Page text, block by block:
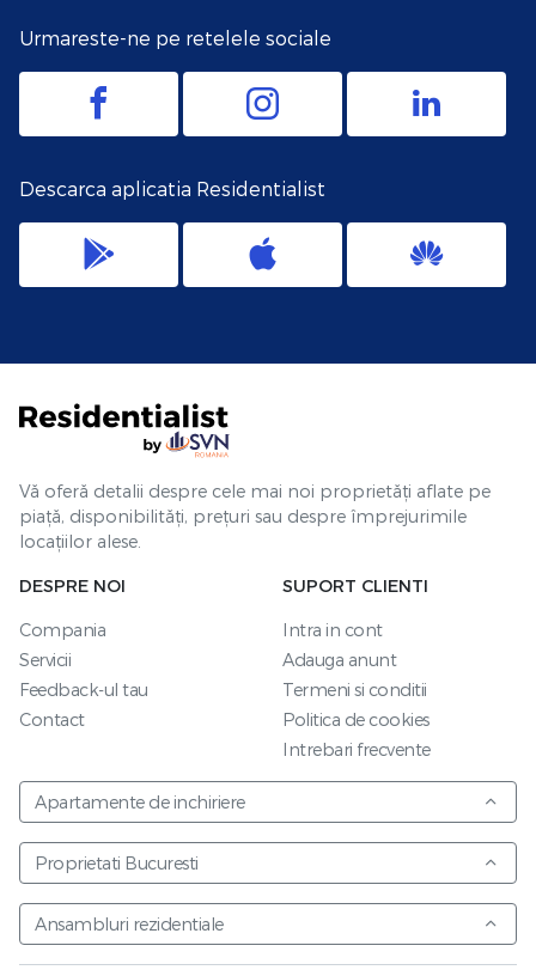
Urmareste-ne pe retelele sociale
Descarca aplicatia Residentialist
Vă oferă detalii despre cele mai noi proprietăți aflate pe
piață, disponibilități, prețuri sau despre împrejurimile
locațiilor alese.
DESPRE NOI
Compania
Servicii
Feedback-ul tau
Contact
SUPORT CLIENTI
Intra in cont
Adauga anunt
Termeni si conditii
Politica de cookies
Intrebari frecvente
Apartamente de inchiriere
Proprietati Bucuresti
Ansambluri rezidentiale